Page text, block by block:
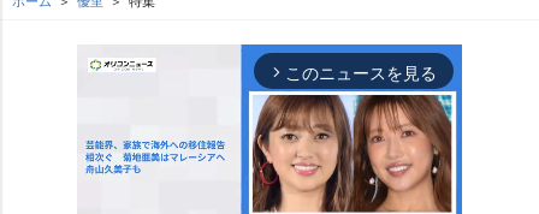
arrow_forward_ios このニュースを見る